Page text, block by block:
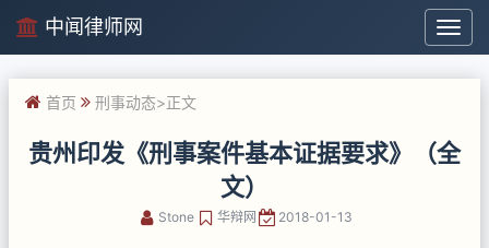
中
闻
律
中闻律师网
首页 刑事动态>正文
贵州印发《刑事案件基本证据要求》（全
文）
Stone 华辩网 2018-01-13